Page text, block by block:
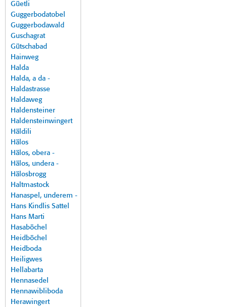
Güetli
Guggerbodatobel
Guggerbodawald
Guschagrat
Gütschabad
Hainweg
Halda
Halda, a da -
Haldastrasse
Haldaweg
Haldensteiner
Haldensteinwingert
Häldili
Hälos
Hälos, obera -
Hälos, undera -
Hälosbrogg
Haltmastock
Hanaspel, underem -
Hans Kindlis Sattel
Hans Marti
Hasaböchel
Heidböchel
Heidboda
Heiligwes
Hellabarta
Hennasedel
Hennawibliboda
Herawingert